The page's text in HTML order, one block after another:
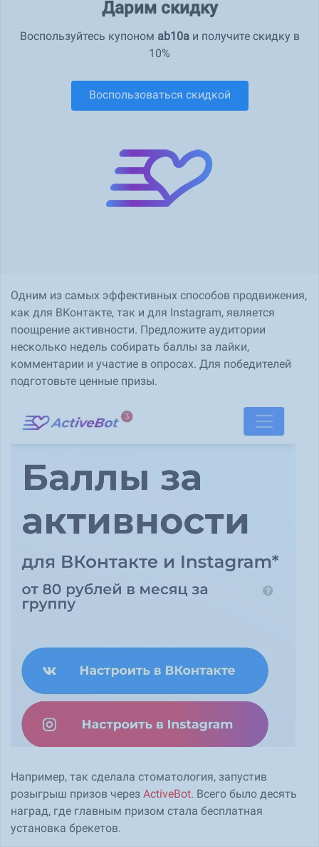
Дарим скидку
Воспользуйтесь купоном ab10aи получите скидку в
10%
Воспользоваться скидкой
Одним из самых эффективных способов продвижения,
как для ВКонтакте, так и для Instagram, является
поощрение активности. Предложите аудитории
несколько недель собирать баллы за лайки,
комментарии и участие в опросах. Для победителей
подготовьте ценные призы.
Например, так сделала стоматология, запустив
розыгрыш призов через ActiveBot. Всего было десять
наград, где главным призом стала бесплатная
установка брекетов.